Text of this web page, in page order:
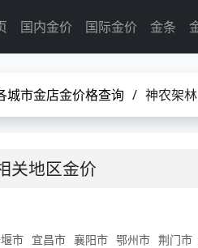
国内金价 国际金价 金条
城市金店金价格查询 / 神农架
关地区金价
市 宜昌市 襄阳市 鄂州市 荆门市